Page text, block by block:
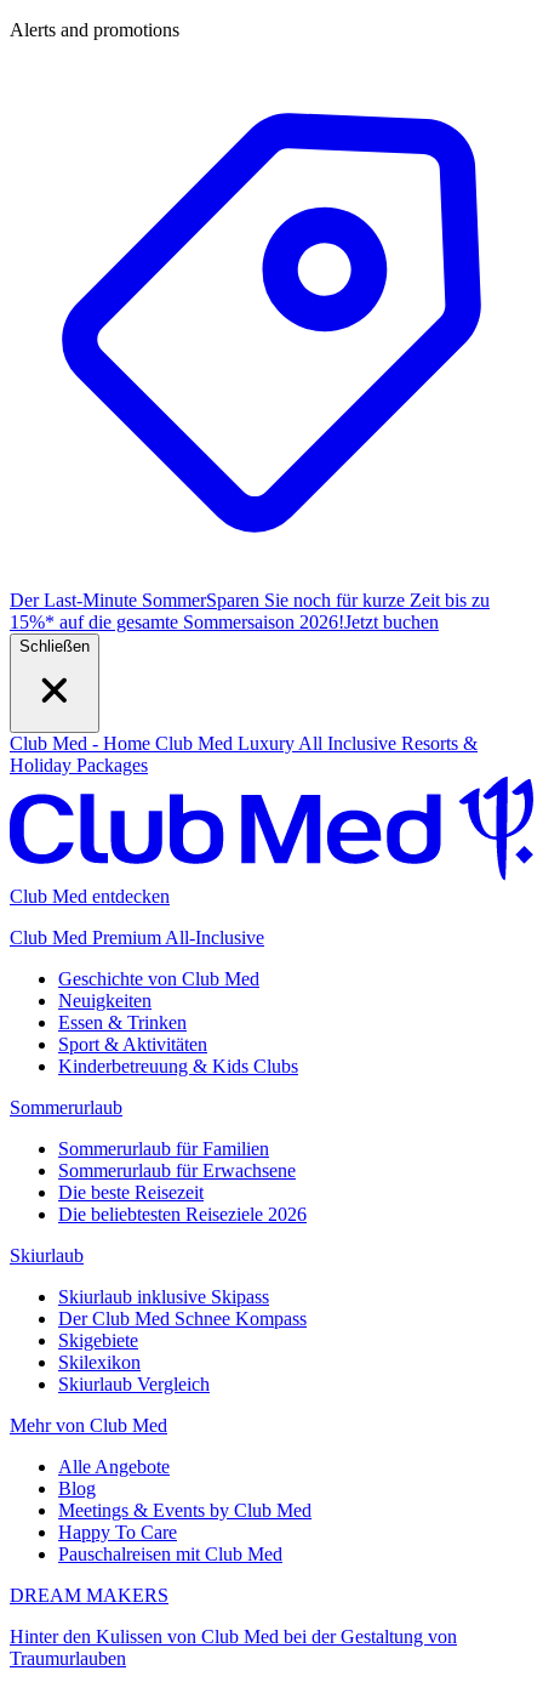
Alerts and promotions
Der Last-Minute SommerSparen Sie noch für kurze Zeit bis zu
15%* auf die gesamte Sommersaison 2026!Jetzt buchen
Schließen
Club Med - Home Club Med Luxury All Inclusive Resorts &
Holiday Packages
Club Med entdecken
Club Med Premium All-Inclusive
Geschichte von Club Med
Neuigkeiten
Essen & Trinken
Sport & Aktivitäten
Kinderbetreuung & Kids Clubs
Sommerurlaub
Sommerurlaub für Familien
Sommerurlaub für Erwachsene
Die beste Reisezeit
Die beliebtesten Reiseziele 2026
Skiurlaub
Skiurlaub inklusive Skipass
Der Club Med Schnee Kompass
Skigebiete
Skilexikon
Skiurlaub Vergleich
Mehr von Club Med
Alle Angebote
Blog
Meetings & Events by Club Med
Happy To Care
Pauschalreisen mit Club Med
DREAM MAKERS
Hinter den Kulissen von Club Med bei der Gestaltung von
Traumurlauben